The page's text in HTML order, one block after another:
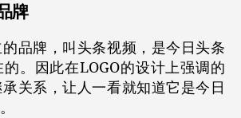
牌
品牌，叫头条视频，是今日头条
。因此在LOGO的设计上强调的
关系，让人一看就知道它是今日